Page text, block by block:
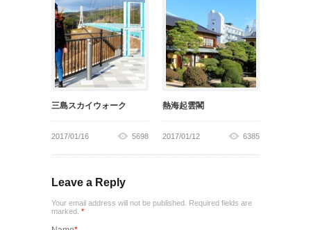
三島スカイウォーク
2017/01/16 5698
熱海起雲閣
2017/01/12 6385
Leave a Reply
Your email address will not be published. Required fields are
marked. *